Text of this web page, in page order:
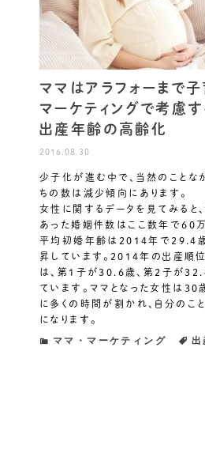
ママはアラフォーまで子
マーケティングで考慮
出産年齢の高齢化
2016.08.30
少子化が進む中で、当然のことな
ちの数は減少傾向にあります。
女性に関するデータを見てみる
あった婚姻件数はここ数年で60
平均初婚年齢は2014年で29.4歳
昇しています。2014年の出産順
は、第1子が30.6歳、第2子が
ています。ママとなった女性は
に多くの時間が割かれ、自分のこ
になります。
ママ・マーケティング 出